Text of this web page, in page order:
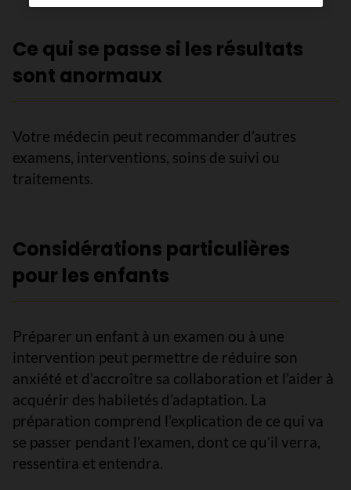
Ce qui se passe si les résultats
sont anormaux
Votre médecin peut recommander d’autres
examens, interventions, soins de suivi ou
traitements.
Considérations particulières
pour les enfants
Préparer un enfant à un examen ou à une
intervention peut permettre de réduire son
anxiété et d’accroître sa collaboration et l’aider à
acquérir des habiletés d’adaptation. La
préparation comprend l’explication de ce qui va
se passer pendant l’examen, dont ce qu’il verra,
ressentira et entendra.